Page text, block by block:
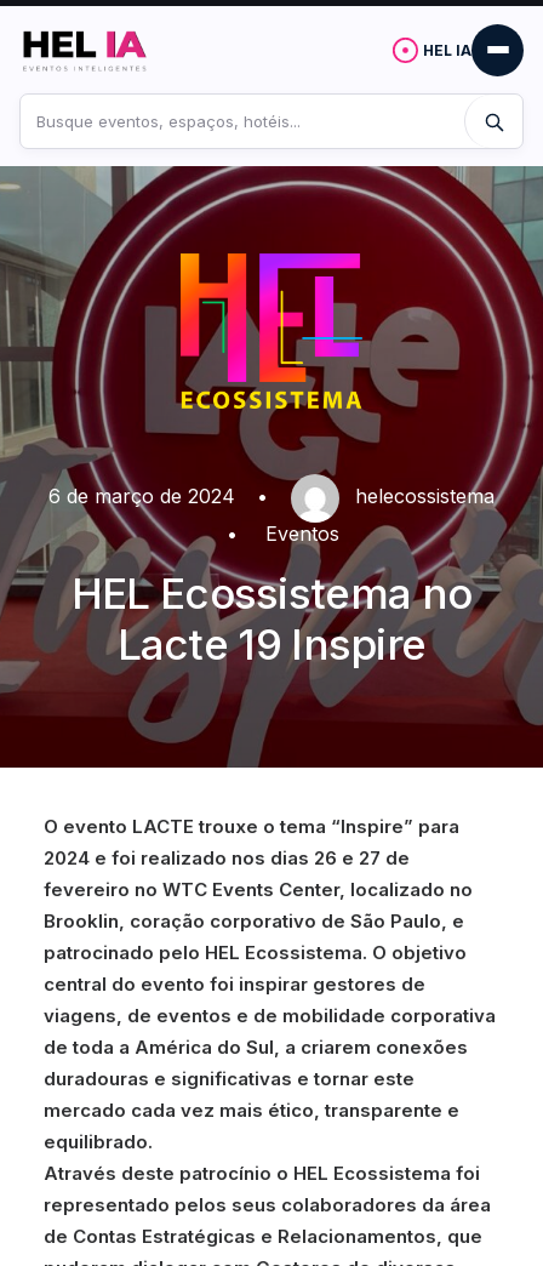
HEL IA
no
site
6 de março de 2024 •
helecossistema
•
Eventos
HEL Ecossistema no
Lacte 19 Inspire
O evento LACTE trouxe o tema “Inspire” para
2024 e foi realizado nos dias 26 e 27 de
fevereiro no WTC Events Center, localizado no
Brooklin, coração corporativo de São Paulo, e
patrocinado pelo HEL Ecossistema. O objetivo
central do evento foi inspirar gestores de
viagens, de eventos e de mobilidade corporativa
de toda a América do Sul, a criarem conexões
duradouras e significativas e tornar este
mercado cada vez mais ético, transparente e
equilibrado.
Através deste patrocínio o HEL Ecossistema foi
representado pelos seus colaboradores da área
de Contas Estratégicas e Relacionamentos, que